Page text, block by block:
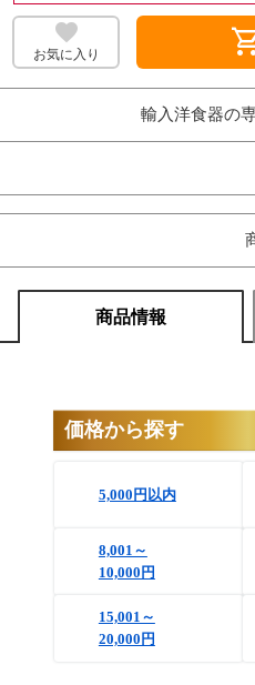
お気に入り
輸入洋食器の
商品情報
価格から探す
5,000円以内
8,001～
10,000円
15,001～
20,000円